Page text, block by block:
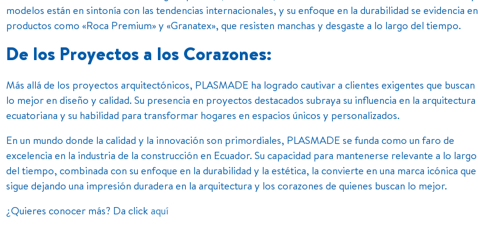
modelos están en sintonía con las tendencias internacionales, y su enfoque en la durabilidad se evidencia en
productos como «Roca Premium» y «Granatex», que resisten manchas y desgaste a lo largo del tiempo.
De los Proyectos a los Corazones:
Más allá de los proyectos arquitectónicos, PLASMADE ha logrado cautivar a clientes exigentes que buscan
lo mejor en diseño y calidad. Su presencia en proyectos destacados subraya su influencia en la arquitectura
ecuatoriana y su habilidad para transformar hogares en espacios únicos y personalizados.
En un mundo donde la calidad y la innovación son primordiales, PLASMADE se funda como un faro de
excelencia en la industria de la construcción en Ecuador. Su capacidad para mantenerse relevante a lo largo
del tiempo, combinada con su enfoque en la durabilidad y la estética, la convierte en una marca icónica que
sigue dejando una impresión duradera en la arquitectura y los corazones de quienes buscan lo mejor.
¿Quieres conocer más? Da clickaquí